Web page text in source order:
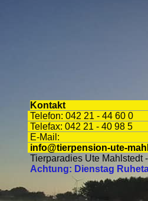
Kontakt
Telefon: 042 21 -
Telefax: 042
E-Mail:
info@tierpension-ute-
Tierparadies Ute
Achtung: Dienstag